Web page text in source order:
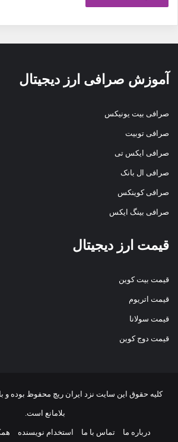
آموزش صرافی ارز دیجیتال
صرافی بیت یونیکس
صرافی توبیت
صرافی ایکس تی
صرافی ال بانک
صرافی کوینکس
صرافی بینگ ایکس
قیمت ارز دیجیتال
قیمت بیت کوین
قیمت اتریوم
قیمت سولانا
قیمت دوج کوین
کلیه حقوق این سایت نزد ایران ریچ محفوظ بوده و
بلامانع است.
درباره ما تماس با ما استخدام نویسنده